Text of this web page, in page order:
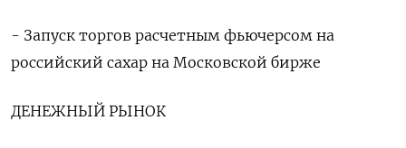
- Запуск торгов расчетным фьючерсом на
российский сахар на Московской бирже
ДЕНЕЖНЫЙ РЫНОК